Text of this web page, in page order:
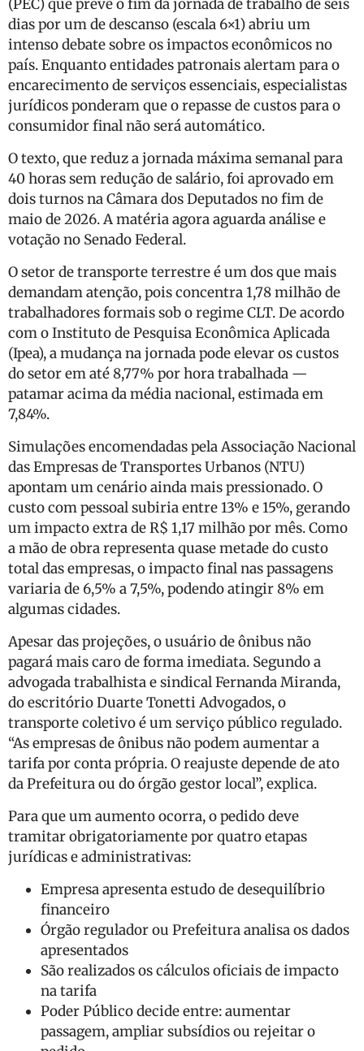
(PEC) que prevê o fim da jornada de trabalho de seis
dias por um de descanso (escala 6×1) abriu um
intenso debate sobre os impactos econômicos no
país. Enquanto entidades patronais alertam para o
encarecimento de serviços essenciais, especialistas
jurídicos ponderam que o repasse de custos para o
consumidor final não será automático.
O texto, que reduz a jornada máxima semanal para
40 horas sem redução de salário, foi aprovado em
dois turnos na Câmara dos Deputados no fim de
maio de 2026. A matéria agora aguarda análise e
votação no Senado Federal.
O setor de transporte terrestre é um dos que mais
demandam atenção, pois concentra 1,78 milhão de
trabalhadores formais sob o regime CLT. De acordo
com o Instituto de Pesquisa Econômica Aplicada
(Ipea), a mudança na jornada pode elevar os custos
do setor em até 8,77% por hora trabalhada —
patamar acima da média nacional, estimada em
7,84%.
Simulações encomendadas pela Associação Nacional
das Empresas de Transportes Urbanos (NTU)
apontam um cenário ainda mais pressionado. O
custo com pessoal subiria entre 13% e 15%, gerando
um impacto extra de R$ 1,17 milhão por mês. Como
a mão de obra representa quase metade do custo
total das empresas, o impacto final nas passagens
variaria de 6,5% a 7,5%, podendo atingir 8% em
algumas cidades.
Apesar das projeções, o usuário de ônibus não
pagará mais caro de forma imediata. Segundo a
advogada trabalhista e sindical Fernanda Miranda,
do escritório Duarte Tonetti Advogados, o
transporte coletivo é um serviço público regulado.
“As empresas de ônibus não podem aumentar a
tarifa por conta própria. O reajuste depende de ato
da Prefeitura ou do órgão gestor local”, explica.
Para que um aumento ocorra, o pedido deve
tramitar obrigatoriamente por quatro etapas
jurídicas e administrativas:
Empresa apresenta estudo de desequilíbrio
financeiro
Órgão regulador ou Prefeitura analisa os dados
apresentados
São realizados os cálculos oficiais de impacto
na tarifa
Poder Público decide entre: aumentar
passagem, ampliar subsídios ou rejeitar o